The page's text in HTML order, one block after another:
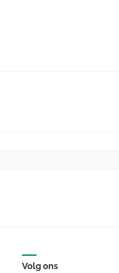
Volg ons